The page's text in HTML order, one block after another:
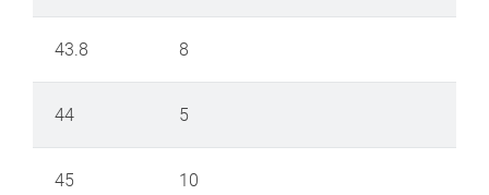
43.8 8
44 5
45 10